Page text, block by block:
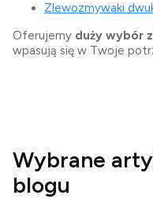
Zlewozmywaki
Oferujemy duży wybór
wpasują się w Twoje
Wybrane
blogu